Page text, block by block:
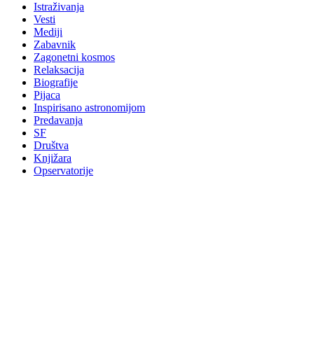
Istraživanja
Vesti
Mediji
Zabavnik
Zagonetni kosmos
Relaksacija
Biografije
Pijaca
Inspirisano astronomijom
Predavanja
SF
Društva
Knjižara
Opservatorije